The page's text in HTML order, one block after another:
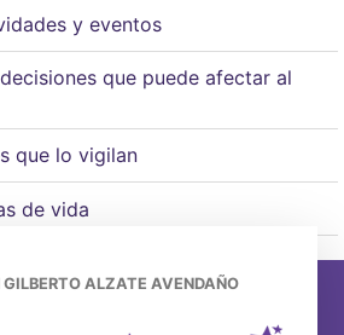
y eventos
que puede afectar al
que lo vigilan
de vida
GILBERTO ALZATE AVENDAÑO